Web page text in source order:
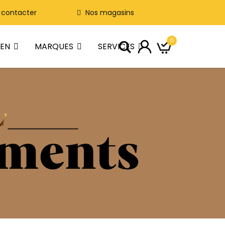
contacter Nos magasins
0
MARQUES SERVICES